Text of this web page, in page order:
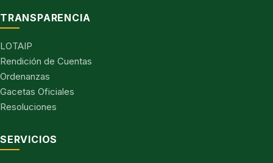
TRANSPARENCIA
LOTAIP
Rendición de Cuentas
Ordenanzas
Gacetas Oficiales
Resoluciones
SERVICIOS